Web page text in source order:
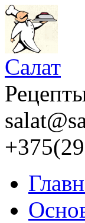
Салат